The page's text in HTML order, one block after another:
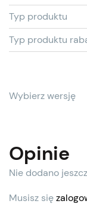
Typ produktu
Typ produktu
Wybierz wersję
Opinie
Nie dodano
Musisz się